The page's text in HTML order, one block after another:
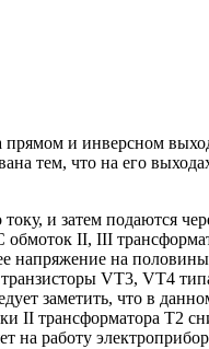
и инверсном
тем, что на его
и затем подаются
II, III
напряжение на
транзисторы VT3, VT4
заметить, что в
II трансформатора Т2
на работу